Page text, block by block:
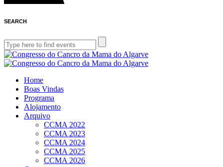
SEARCH
Home
Boas Vindas
Programa
Alojamento
Arquivo
CCMA 2022
CCMA 2023
CCMA 2024
CCMA 2025
CCMA 2026